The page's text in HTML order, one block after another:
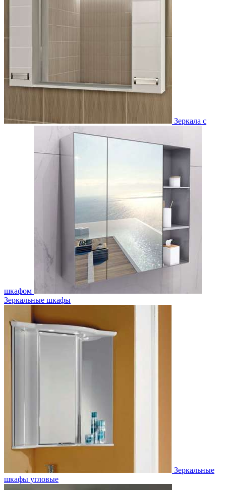
Зеркала с
шкафом
Зеркальные шкафы
Зеркальные
шкафы угловые